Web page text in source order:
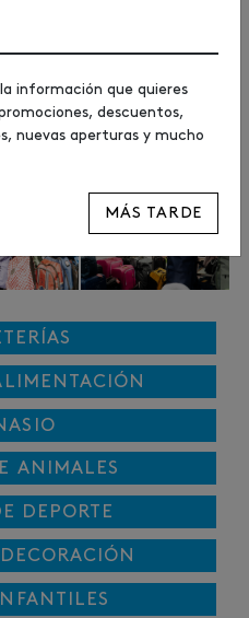
ANIMALES
DEPORTE
información que quieres
descuentos,
nuevas aperturas y mucho
MÁS TARDE